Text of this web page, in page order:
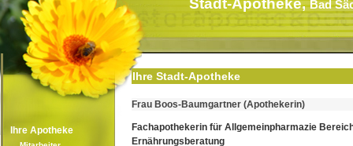
Stadt-Apotheke,Bad
Ihre Apotheke
Ihre Stadt-Apotheke
Frau Boos-Baumgartner (Apothekerin)
Fachapothekerin für Allgemeinpharmazie
Ernährungsberatung